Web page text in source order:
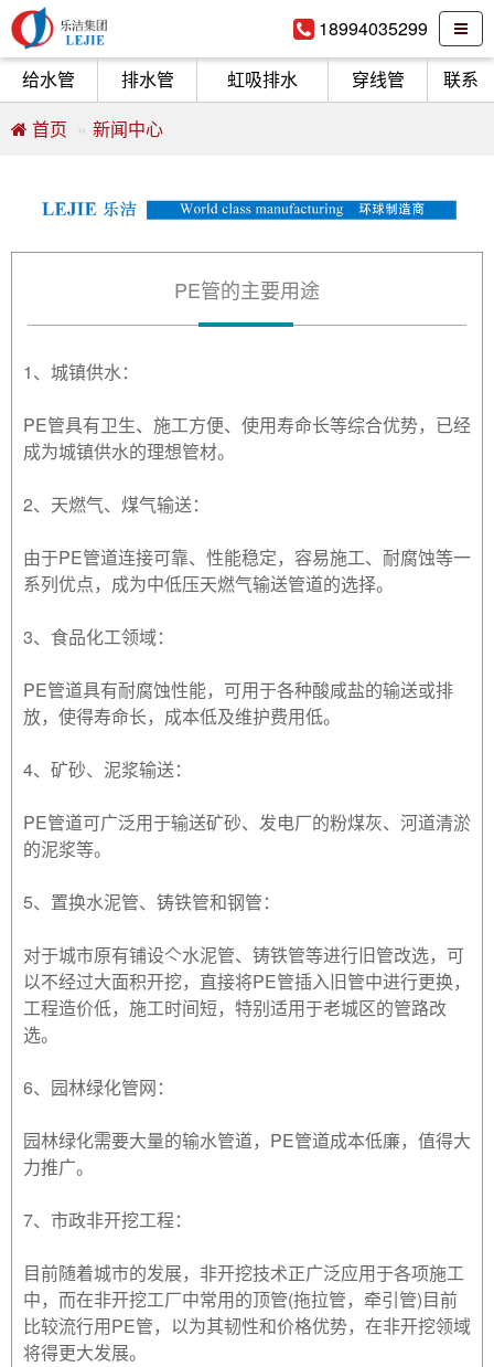
18994035299
给水管
排水管 虹吸排水 穿线管
联系
首页
新闻中心
PE管的主要用途
1、城镇供水：
PE管具有卫生、施工方便、使用寿命长等综合优势，已经
成为城镇供水的理想管材。
2、天燃气、煤气输送：
由于PE管道连接可靠、性能稳定，容易施工、耐腐蚀等一
系列优点，成为中低压天燃气输送管道的选择。
3、食品化工领域：
PE管道具有耐腐蚀性能，可用于各种酸咸盐的输送或排
放，使得寿命长，成本低及维护费用低。
4、矿砂、泥浆输送：
PE管道可广泛用于输送矿砂、发电厂的粉煤灰、河道清淤
的泥浆等。
5、置换水泥管、铸铁管和钢管：
对于城市原有铺设亽水泥管、铸铁管等进行旧管改选，可
以不经过大面积开挖，直接将PE管插入旧管中进行更换，
工程造价低，施工时间短，特别适用于老城区的管路改
选。
6、园林绿化管网：
园林绿化需要大量的输水管道，PE管道成本低廉，值得大
力推广。
7、市政非开挖工程：
目前随着城市的发展，非开挖技术正广泛应用于各项施工
中，而在非开挖工厂中常用的顶管(拖拉管，牵引管)目前
比较流行用PE管，以为其韧性和价格优势，在非开挖领域
将得更大发展。